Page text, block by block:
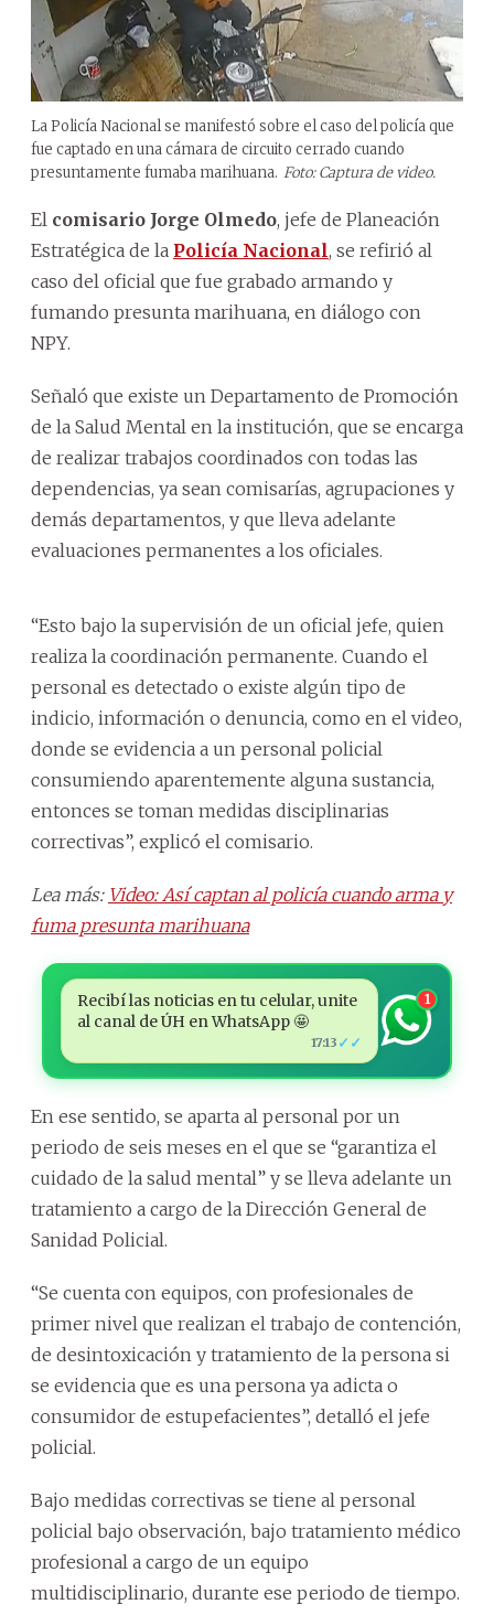
La Policía Nacional se manifestó sobre el caso del policía que
fue captado en una cámara de circuito cerrado cuando
presuntamente fumaba marihuana. Foto: Captura de video.
El comisario Jorge Olmedo, jefe de Planeación
Estratégica de la Policía Nacional, se refirió al
caso del oficial que fue grabado armando y
fumando presunta marihuana, en diálogo con
NPY.
Señaló que existe un Departamento de Promoción
de la Salud Mental en la institución, que se encarga
de realizar trabajos coordinados con todas las
dependencias, ya sean comisarías, agrupaciones y
demás departamentos, y que lleva adelante
evaluaciones permanentes a los oficiales.
“Esto bajo la supervisión de un oficial jefe, quien
realiza la coordinación permanente. Cuando el
personal es detectado o existe algún tipo de
indicio, información o denuncia, como en el video,
donde se evidencia a un personal policial
consumiendo aparentemente alguna sustancia,
entonces se toman medidas disciplinarias
correctivas”, explicó el comisario.
Lea más: Video: Así captan al policía cuando arma y
fuma presunta marihuana
Recibí las noticias en tu celular, unite
al canal de ÚH en WhatsApp 🤩
17:13 ✓✓
1
En ese sentido, se aparta al personal por un
periodo de seis meses en el que se “garantiza el
cuidado de la salud mental” y se lleva adelante un
tratamiento a cargo de la Dirección General de
Sanidad Policial.
“Se cuenta con equipos, con profesionales de
primer nivel que realizan el trabajo de contención,
de desintoxicación y tratamiento de la persona si
se evidencia que es una persona ya adicta o
consumidor de estupefacientes”, detalló el jefe
policial.
Bajo medidas correctivas se tiene al personal
policial bajo observación, bajo tratamiento médico
profesional a cargo de un equipo
multidisciplinario, durante ese periodo de tiempo.